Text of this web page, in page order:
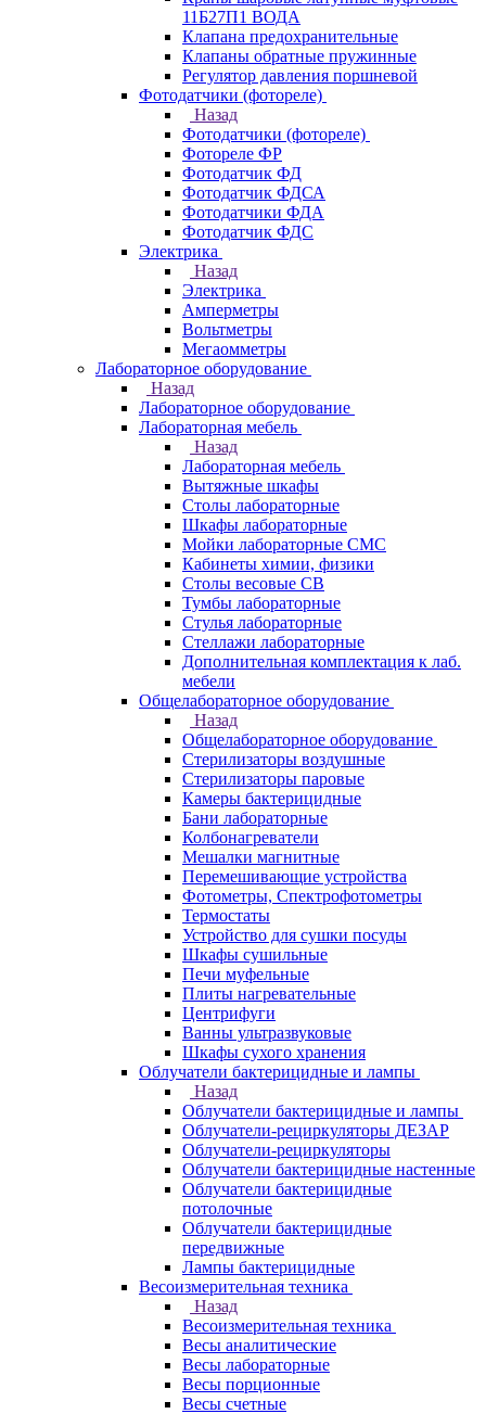
11Б27П1 ВОДА
Клапана предохранительные
Клапаны обратные пружинные
Регулятор давления поршневой
Фотодатчики (фотореле)
Назад
Фотодатчики (фотореле)
Фотореле ФР
Фотодатчик ФД
Фотодатчик ФДСА
Фотодатчики ФДА
Фотодатчик ФДС
Электрика
Назад
Электрика
Амперметры
Вольтметры
Мегаомметры
Лабораторное оборудование
Назад
Лабораторное оборудование
Лабораторная мебель
Назад
Лабораторная мебель
Вытяжные шкафы
Столы лабораторные
Шкафы лабораторные
Мойки лабораторные СМС
Кабинеты химии, физики
Столы весовые СВ
Тумбы лабораторные
Стулья лабораторные
Стеллажи лабораторные
Дополнительная комплектация к лаб.
мебели
Общелабораторное оборудование
Назад
Общелабораторное оборудование
Стерилизаторы воздушные
Стерилизаторы паровые
Камеры бактерицидные
Бани лабораторные
Колбонагреватели
Мешалки магнитные
Перемешивающие устройства
Фотометры, Спектрофотометры
Термостаты
Устройство для сушки посуды
Шкафы сушильные
Печи муфельные
Плиты нагревательные
Центрифуги
Ванны ультразвуковые
Шкафы сухого хранения
Облучатели бактерицидные и лампы
Назад
Облучатели бактерицидные и лампы
Облучатели-рециркуляторы ДЕЗАР
Облучатели-рециркуляторы
Облучатели бактерицидные настенные
Облучатели бактерицидные
потолочные
Облучатели бактерицидные
передвижные
Лампы бактерицидные
Весоизмерительная техника
Назад
Весоизмерительная техника
Весы аналитические
Весы лабораторные
Весы порционные
Весы счетные